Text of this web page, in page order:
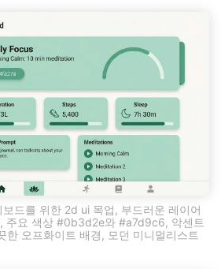
드를 위한 2d ui 목업, 부드러운 레이어
주요 색상 #0b3d2e와 #a7d9c6, 악센트
오프화이트 배경, 모던 미니멀리스트